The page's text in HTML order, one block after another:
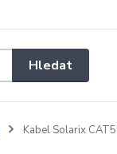
Hledat
Kabel Solarix